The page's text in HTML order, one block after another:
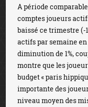
A période
comptes joueurs
baissé ce trimestre (-
actifs par semaine en
diminution de 1%,
montre que les
budget « paris
importante des
niveau moyen des